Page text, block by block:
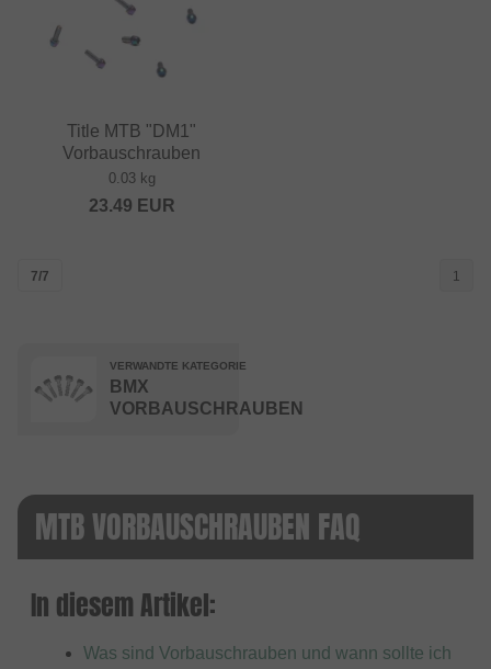
Title MTB "DM1"
Vorbauschrauben
0.03 kg
23.49 EUR
7/7 1
VERWANDTE KATEGORIE
BMX
VORBAUSCHRAUBEN
MTB VORBAUSCHRAUBEN FAQ
In diesem Artikel:
Was sind Vorbauschrauben und wann sollte ich